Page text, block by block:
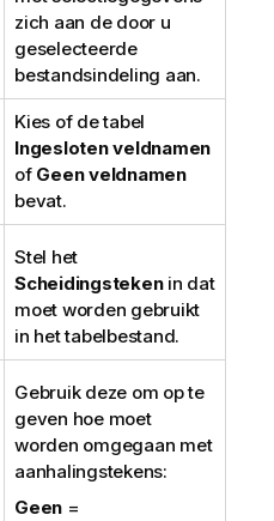
zich aan de door u
geselecteerde
bestandsindeling aan.
Kies of de tabel
Ingesloten veldnamen
of Geen veldnamen
bevat.
Stel het
Scheidingstekenin dat
moet worden gebruikt
in het tabelbestand.
Gebruik deze om op te
geven hoe moet
worden omgegaan met
aanhalingstekens:
Geen =